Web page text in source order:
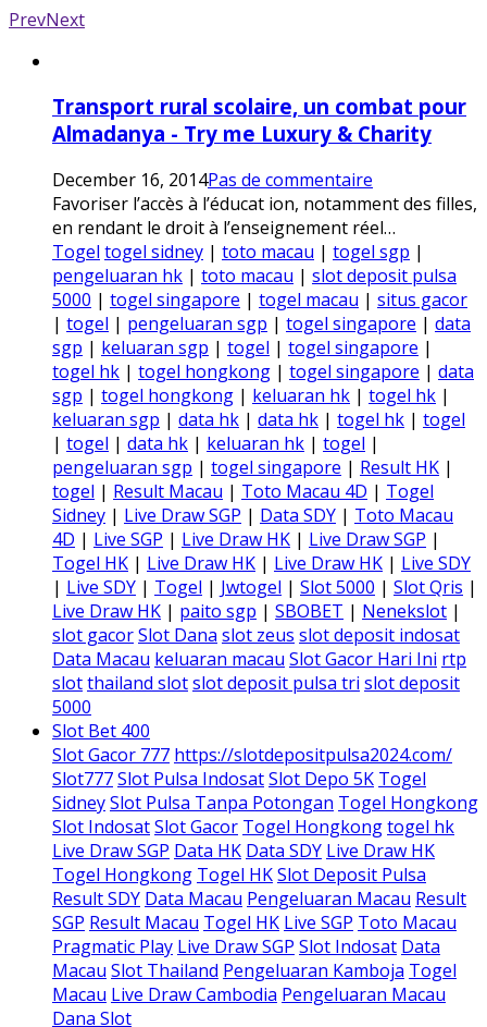
PrevNext
Transport rural scolaire, un combat pour
Almadanya - Try me Luxury & Charity
December 16, 2014Pas de commentaire
Favoriser l’accès à l’éducat ion, notamment des filles,
en rendant le droit à l’enseignement réel…
Togel togel sidney | toto macau | togel sgp |
pengeluaran hk | toto macau | slot deposit pulsa
5000 | togel singapore | togel macau | situs gacor
| togel | pengeluaran sgp | togel singapore | data
sgp | keluaran sgp | togel | togel singapore |
togel hk | togel hongkong | togel singapore | data
sgp | togel hongkong | keluaran hk | togel hk |
keluaran sgp | data hk | data hk | togel hk | togel
| togel | data hk | keluaran hk | togel |
pengeluaran sgp | togel singapore | Result HK |
togel | Result Macau | Toto Macau 4D | Togel
Sidney | Live Draw SGP | Data SDY | Toto Macau
4D | Live SGP | Live Draw HK | Live Draw SGP |
Togel HK | Live Draw HK | Live Draw HK | Live SDY
| Live SDY | Togel | Jwtogel | Slot 5000 | Slot Qris |
Live Draw HK | paito sgp | SBOBET | Nenekslot |
slot gacorSlot Dana slot zeus slot deposit indosat
Data Macau keluaran macau Slot Gacor Hari Ini rtp
slotthailand slotslot deposit pulsa tri slot deposit
5000
Slot Bet 400
Slot Gacor 777 https://slotdepositpulsa2024.com/
Slot777Slot Pulsa IndosatSlot Depo 5K Togel
SidneySlot Pulsa Tanpa Potongan Togel Hongkong
Slot IndosatSlot Gacor Togel Hongkongtogel hk
Live Draw SGP Data HK Data SDY Live Draw HK
Togel Hongkong Togel HKSlot Deposit Pulsa
Result SDY Data Macau Pengeluaran Macau Result
SGP Result Macau Togel HK Live SGP Toto Macau
Pragmatic Play Live Draw SGP Slot Indosat Data
Macau Slot Thailand Pengeluaran Kamboja Togel
Macau Live Draw Cambodia Pengeluaran Macau
Dana Slot